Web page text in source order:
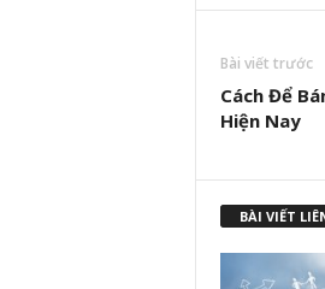
Bài viết trước
Cách Để
Hiện Nay
BÀI VIẾT